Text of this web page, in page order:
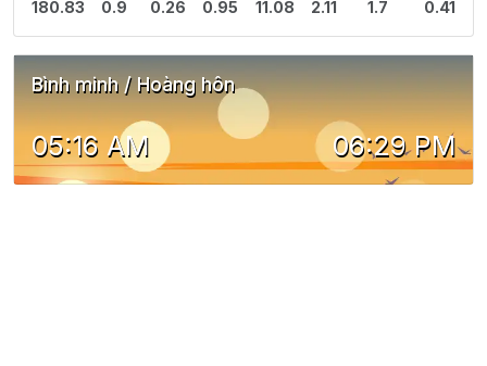
180.83
0.9
0.26
0.95 11.08 2.11 1.7 0.41
Bình minh / Hoàng hôn
05:16 AM 06:29 PM